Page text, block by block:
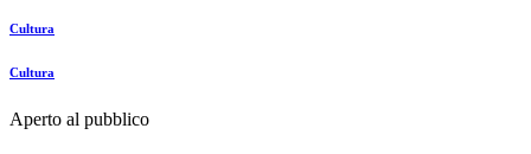
Cultura
Cultura
Aperto al pubblico